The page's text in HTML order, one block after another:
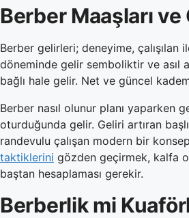
Berber Maaşları
Berber gelirleri; deneyime,
döneminde gelir semboliktir ve asıl
bağlı hale gelir. Net ve güncel
Berber nasıl olunur planı yaparken
oturduğunda gelir. Geliri artıran
randevulu çalışan modern bir
taktiklerini gözden geçirmek, kalfa
baştan hesaplaması gerekir.
Berberlik mi